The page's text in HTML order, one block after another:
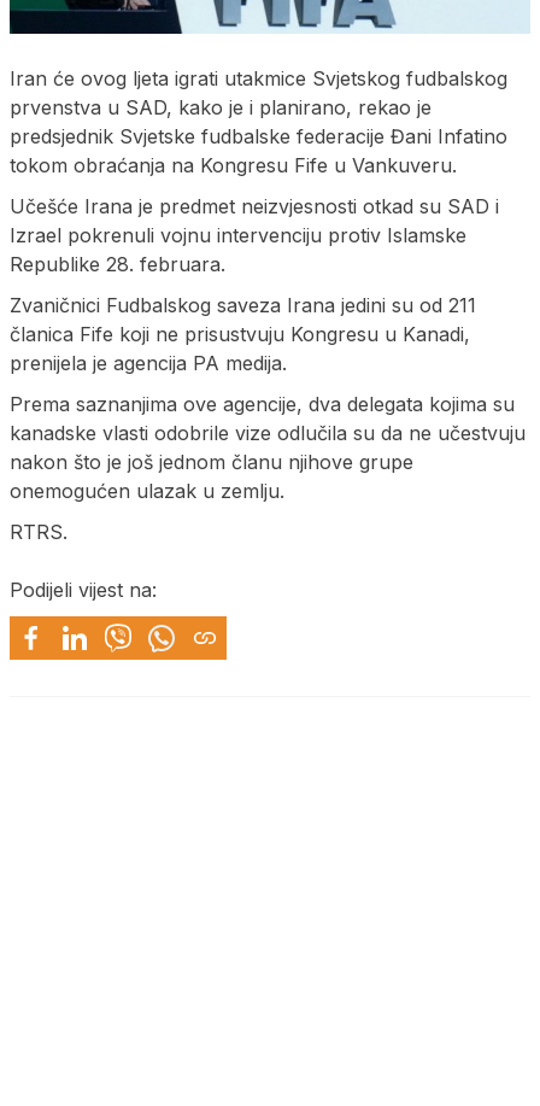
Iran će ovog ljeta igrati utakmice Svjetskog fudbalskog
prvenstva u SAD, kako je i planirano, rekao je
predsjednik Svjetske fudbalske federacije Đani Infatino
tokom obraćanja na Kongresu Fife u Vankuveru.
Učešće Irana je predmet neizvjesnosti otkad su SAD i
Izrael pokrenuli vojnu intervenciju protiv Islamske
Republike 28. februara.
Zvaničnici Fudbalskog saveza Irana jedini su od 211
članica Fife koji ne prisustvuju Kongresu u Kanadi,
prenijela je agencija PA medija.
Prema saznanjima ove agencije, dva delegata kojima su
kanadske vlasti odobrile vize odlučila su da ne učestvuju
nakon što je još jednom članu njihove grupe
onemogućen ulazak u zemlju.
RTRS.
Podijeli vijest na: